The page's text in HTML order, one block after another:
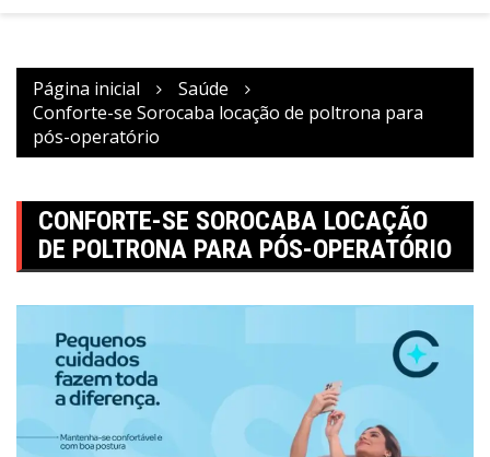
Página inicial
Saúde
Conforte-se Sorocaba locação de poltrona para
pós-operatório
CONFORTE-SE SOROCABA LOCAÇÃO
DE POLTRONA PARA PÓS-OPERATÓRIO